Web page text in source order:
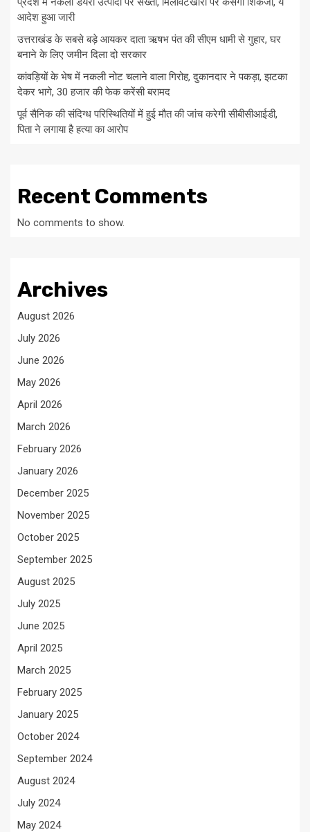
आदेश हुआ जारी
उत्तराखंड के सबसे बड़े आयकर दाता ऋषभ पंत की सीएम धामी से गुहार, घर
बनाने के लिए जमीन दिला दो सरकार
कांवड़ियों के भेष में नकली नोट चलाने वाला गिरोह, दुकानदार ने पकड़ा, झटका
देकर भागे, 30 हजार की फेक करेंसी बरामद
पूर्व सैनिक की संदिग्ध परिस्थितियों में हुई मौत की जांच करेगी सीबीसीआईडी,
पिता ने लगाया है हत्या का आरोप
Recent Comments
No comments to show.
Archives
August 2026
July 2026
June 2026
May 2026
April 2026
March 2026
February 2026
January 2026
December 2025
November 2025
October 2025
September 2025
August 2025
July 2025
June 2025
April 2025
March 2025
February 2025
January 2025
October 2024
September 2024
August 2024
July 2024
May 2024